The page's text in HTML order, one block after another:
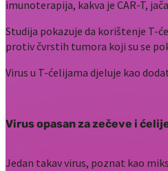
imunoterapija, kakva je CAR-T,
Studija pokazuje da korištenje T-
protiv čvrstih tumora koji su se
Virus u T-ćelijama djeluje kao
Virus opasan za zečeve i
Jedan takav virus, poznat kao